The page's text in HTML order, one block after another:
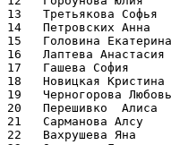
13   Третьякова
14   Петровских
15   Головина
16   Лаптева
17   Гашева София
18   Новицкая
19   Черногорова
20   Перешивко
21   Сарманова
22   Вахрушева